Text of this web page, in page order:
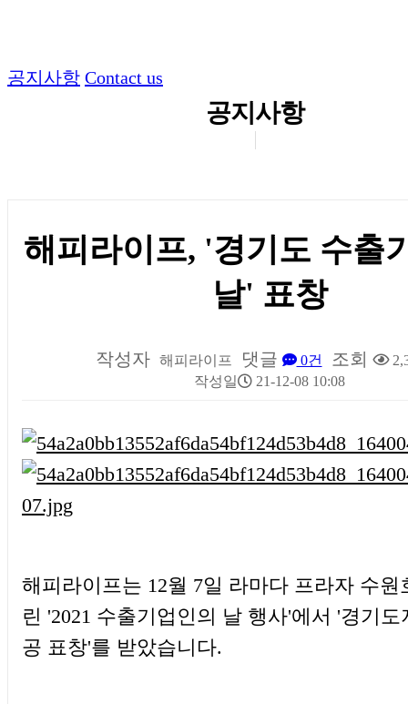
공지사항 Contact us
공지사항
해피라이프, '경기도 수출
날' 표창
작성자 해피라이프 댓글 0건 조회
작성일
21-12-08 10:08
해피라이프는 12월 7일 라마다 프라자 수원
린 '2021 수출기업인의 날 행사'에서 '경기
공 표창'를 받았습니다.